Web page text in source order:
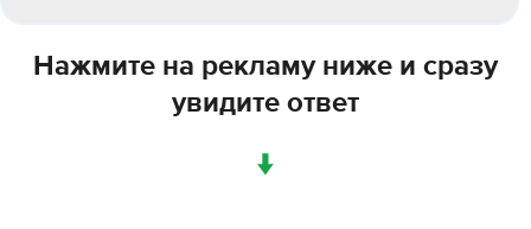
Нажмите на рекламу ниже и сразу
увидите ответ
↓